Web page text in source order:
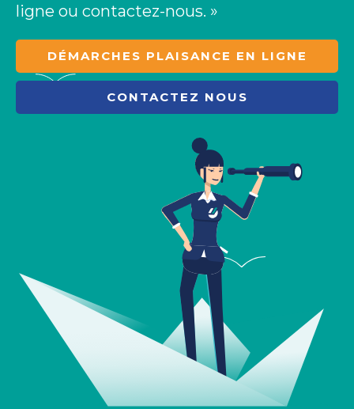
ligne ou contactez-nous. »
DÉMARCHES PLAISANCE EN LIGNE
CONTACTEZ NOUS